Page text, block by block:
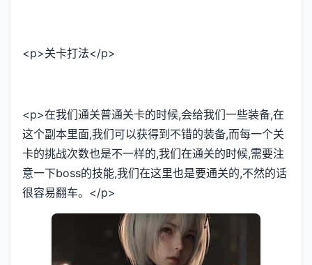
<p>关卡打法</p>
<p>在我们通关普通关卡的时候,会给我们一些装备,在
这个副本里面,我们可以获得到不错的装备,而每一个关
卡的挑战次数也是不一样的,我们在通关的时候,需要注
意一下boss的技能,我们在这里也是要通关的,不然的话
很容易翻车。</p>